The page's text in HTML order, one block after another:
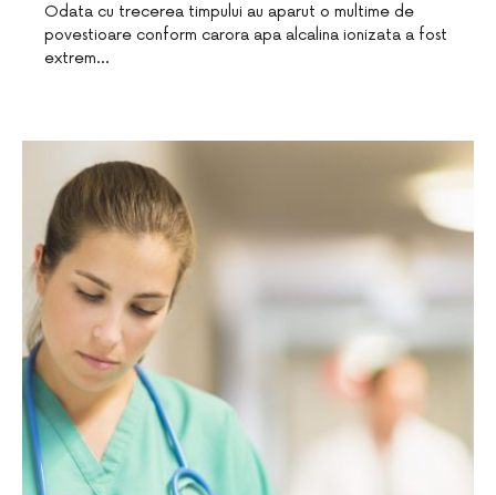
Odata cu trecerea timpului au aparut o multime de
povestioare conform carora apa alcalina ionizata a fost
extrem…